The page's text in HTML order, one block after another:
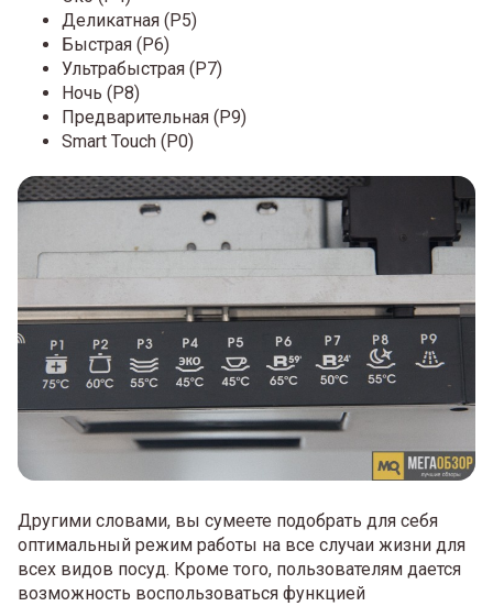
Деликатная (P5)
Быстрая (P6)
Ультрабыстрая (P7)
Ночь (P8)
Предварительная (P9)
Smart Touch (P0)
Другими словами, вы сумеете подобрать для себя
оптимальный режим работы на все случаи жизни для
всех видов посуд. Кроме того, пользователям дается
возможность воспользоваться функцией